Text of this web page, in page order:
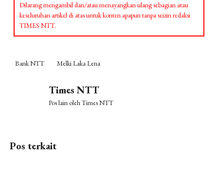
Dilarang mengambil dan/atau menayangkan ulang sebagian atau
keseluruhan artikel di atas untuk konten apapun tanpa seizin redaksi
TIMES NTT.
Bank NTT Melki Laka Lena
Times NTT
Pos lain oleh Times NTT
Pos terkait